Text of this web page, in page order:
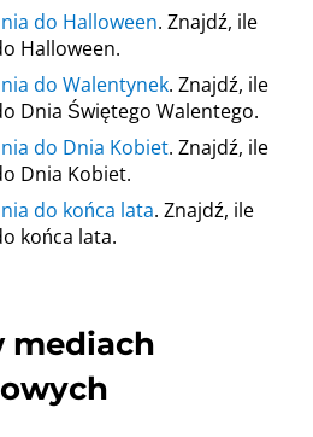
do Halloween. Znajdź, ile
Halloween.
do Walentynek. Znajdź, ile
Dnia Świętego Walentego.
do Dnia Kobiet. Znajdź, ile
Dnia Kobiet.
do końca lata. Znajdź, ile
końca lata.
mediach